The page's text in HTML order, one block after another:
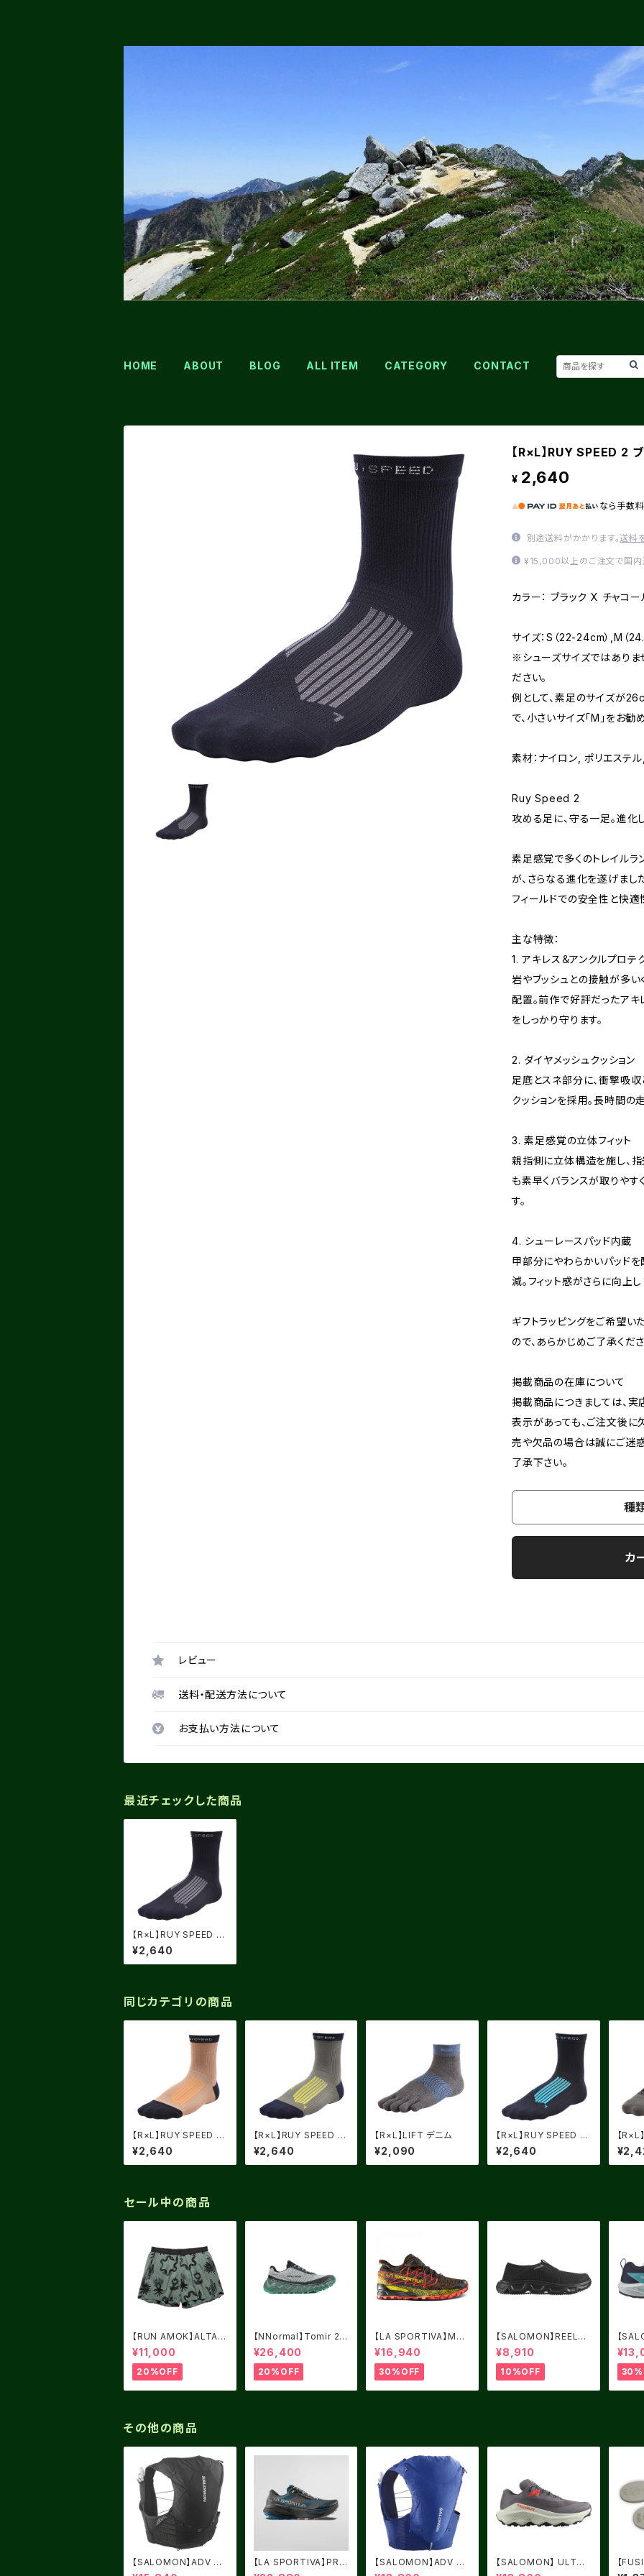
HOME ABOUT BLOG ALL ITEM CATEGORY CONTACT
【R×L】RUY SPEED 2
¥ 2,640
なら 手数
別途送料がかかります。送料
¥15,000以上のご注文で国内
カラー： ブラック X チャコー
サイズ：S（22-24cm）,M（
※シューズサイズではありま
ださい。
例として、素足のサイズが
で、小さいサイズ「M」をお勧
素材：ナイロン, ポリエステ
Ruy Speed 2
攻める足に、守る一足。進化
素足感覚で多くのトレイルラ
が、さらなる進化を遂げまし
フィールドでの安全性と快適
主な特徴：
1. アキレス＆アンクルプロテ
岩やブッシュとの接触が多い
配置。前作で好評だったア
をしっかり守ります。
2. ダイヤメッシュクッション
足底とスネ部分に、衝撃吸
クッションを採用。長時間の
3. 素足感覚の立体フィット
親指側に立体構造を施し、
も素早くバランスが取りやす
す。
4. シューレースパッド内蔵
甲部分にやわらかいパッド
減。フィット感がさらに向上し
ギフトラッピングをご希望い
ので、あらかじめご了承くだ
掲載商品の在庫について
掲載商品につきましては、実
表示があっても、ご注文後
売や欠品の場合は誠にご迷
了承下さい。
種
カ
レビュー
送料・配送方法について
お支払い方法について
最近チェックした商品
【R×L】RUY SPEED 2
ブラック X チャコール
¥2,640
同じカテゴリの商品
【R×L】RUY SPEED 2
稲穂ゴールド×オレンジ
¥2,640
【R×L】RUY SPEED 2
モスグリーン X ライトイ
エロー
¥2,640
【R×L】LIFT デニム
¥2,090
【R×L】RUY SPEED 2
ブラック X ライトブルー
¥2,640
【
穂ゴ
セール中の商品
【RUN AMOK】ALTA
5" FOREST
¥11,000
20%OFF
【NNormal】Tomir 2.0
Green USM8.0/UK7.
5
¥26,400
20%OFF
【LA SPORTIVA】MUT
AN BLACK/YELLOW
サイズ：41
¥16,940
30%OFF
【SALOMON】REELAX
MOC 6.0 Black / Bla
ck / Alloy
¥8,910
10%OFF
【
RIDE
mere
/
その他の商品
【SALOMON】ADV SK
IN 12 BLACK
【LA SPORTIVA】PRO
DIGIO MAX
【SALOMON】ADV SK
IN 12 Surf The Web
【SALOMON】 ULTRA
GLIDE 3 Excalibur / I
【
LEXI